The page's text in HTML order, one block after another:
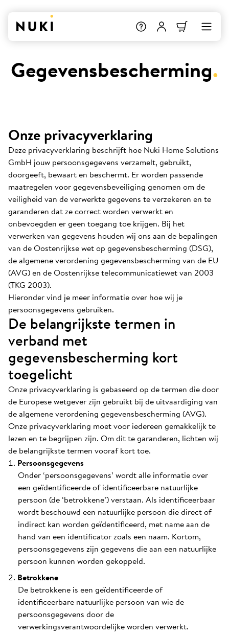
Gegevensbescherming.
Onze privacyverklaring
Deze privacyverklaring beschrijft hoe Nuki Home Solutions
GmbH jouw persoonsgegevens verzamelt, gebruikt,
doorgeeft, bewaart en beschermt. Er worden passende
maatregelen voor gegevensbeveiliging genomen om de
veiligheid van de verwerkte gegevens te verzekeren en te
garanderen dat ze correct worden verwerkt en
onbevoegden er geen toegang toe krijgen. Bij het
verwerken van gegevens houden wij ons aan de bepalingen
van de Oostenrijkse wet op gegevensbescherming (DSG),
de algemene verordening gegevensbescherming van de EU
(AVG) en de Oostenrijkse telecommunicatiewet van 2003
(TKG 2003).
Hieronder vind je meer informatie over hoe wij je
persoonsgegevens gebruiken.
De belangrijkste termen in
verband met
gegevensbescherming kort
toegelicht
Onze privacyverklaring is gebaseerd op de termen die door
de Europese wetgever zijn gebruikt bij de uitvaardiging van
de algemene verordening gegevensbescherming (AVG).
Onze privacyverklaring moet voor iedereen gemakkelijk te
lezen en te begrijpen zijn. Om dit te garanderen, lichten wij
de belangrijkste termen vooraf kort toe.
Persoonsgegevens
Onder ‘persoonsgegevens’ wordt alle informatie over
een geïdentificeerde of identificeerbare natuurlijke
persoon (de ‘betrokkene’) verstaan. Als identificeerbaar
wordt beschouwd een natuurlijke persoon die direct of
indirect kan worden geïdentificeerd, met name aan de
hand van een identificator zoals een naam. Kortom,
persoonsgegevens zijn gegevens die aan een natuurlijke
persoon kunnen worden gekoppeld.
Betrokkene
De betrokkene is een geïdentificeerde of
identificeerbare natuurlijke persoon van wie de
persoonsgegevens door de
verwerkingsverantwoordelijke worden verwerkt.